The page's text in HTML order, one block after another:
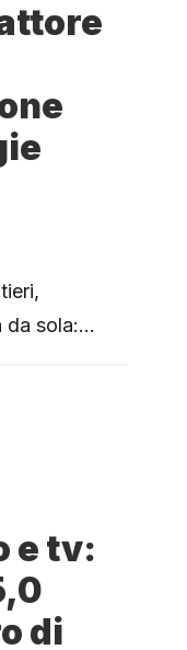
da sola:…
e tv:
di